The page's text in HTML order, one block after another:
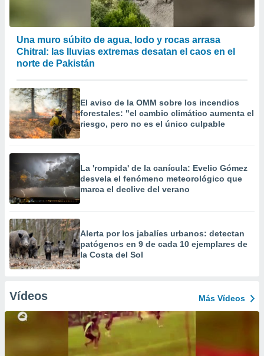
Una muro súbito de agua, lodo y rocas arrasa
Chitral: las lluvias extremas desatan el caos en el
norte de Pakistán
El aviso de la OMM sobre los incendios
forestales: "el cambio climático aumenta el
riesgo, pero no es el único culpable
La 'rompida' de la canícula: Evelio Gómez
desvela el fenómeno meteorológico que
marca el declive del verano
Alerta por los jabalíes urbanos: detectan
patógenos en 9 de cada 10 ejemplares de
la Costa del Sol
Vídeos Más Vídeos